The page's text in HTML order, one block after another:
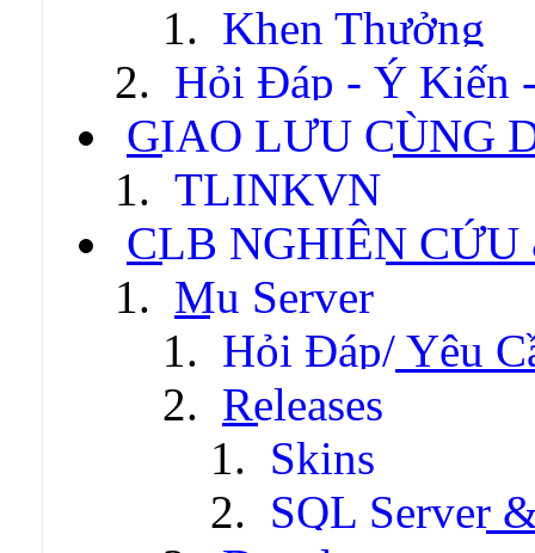
Khen Thưởng
Hỏi Đáp - Ý Kiến
GIAO LƯU CÙNG
TLINKVN
CLB NGHIÊN
Mu Server
Hỏi Đáp/ Yêu
Releases
Skins
SQL Server